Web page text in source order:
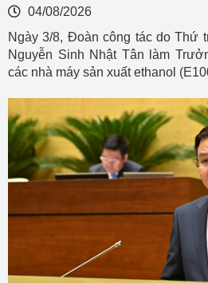
04/08/2026
Ngày 3/8, Đoàn công tác do Thứ
Nguyễn Sinh Nhật Tân làm
các nhà máy sản xuất ethanol